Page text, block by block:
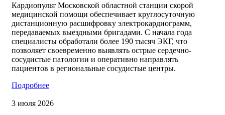
Кардиопульт Московской областной станции скорой
медицинской помощи обеспечивает круглосуточную
дистанционную расшифровку электрокардиограмм,
передаваемых выездными бригадами. С начала года
специалисты обработали более 190 тысяч ЭКГ, что
позволяет своевременно выявлять острые сердечно-
сосудистые патологии и оперативно направлять
пациентов в региональные сосудистые центры.
Подробнее
3 июля 2026